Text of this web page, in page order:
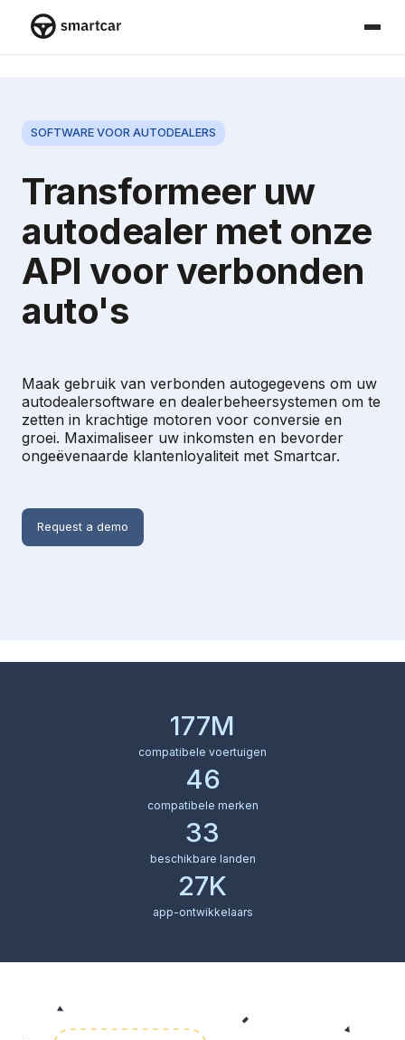
SOFTWARE VOOR AUTODEALERS
Transformeer uw
autodealer met onze
API voor verbonden
auto's
Maak gebruik van verbonden autogegevens om uw
autodealersoftware en dealerbeheersystemen om te
zetten in krachtige motoren voor conversie en
groei. Maximaliseer uw inkomsten en bevorder
ongeëvenaarde klantenloyaliteit met Smartcar.
Request a demo
177M
compatibele voertuigen
46
compatibele merken
33
beschikbare landen
27K
app-ontwikkelaars